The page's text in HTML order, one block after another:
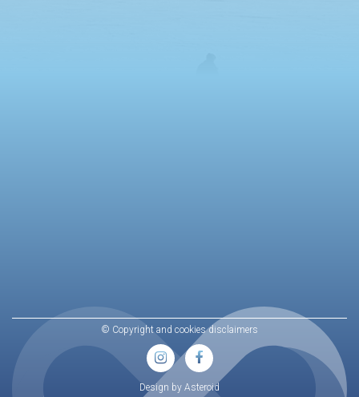
© Copyright and cookies disclaimers
Design by Asteroid